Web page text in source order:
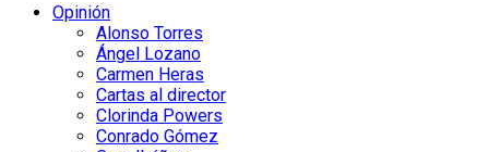
Opinión
Alonso Torres
Ángel Lozano
Carmen Heras
Cartas al director
Clorinda Powers
Conrado Gómez